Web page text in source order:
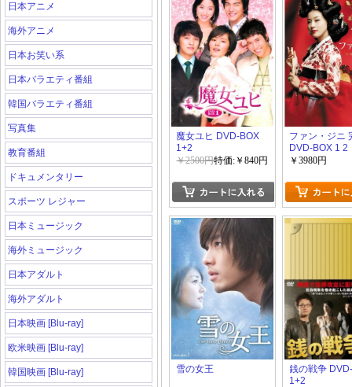
日本アニメ
海外アニメ
日本お笑い系
日本バラエティ番組
韓国バラエティ番組
写真集
教育番組
ドキュメンタリー
スポーツ レジャー
日本ミュージック
海外ミュージック
日本アダルト
海外アダルト
日本映画 [Blu-ray]
欧米映画 [Blu-ray]
韓国映画 [Blu-ray]
魔女ユヒ DVD-BOX
1+2
￥2500円特価:￥840円
ファン・ジニ
DVD-BOX 1 2
￥3980円
雪の女王
銭の戦争
1+2